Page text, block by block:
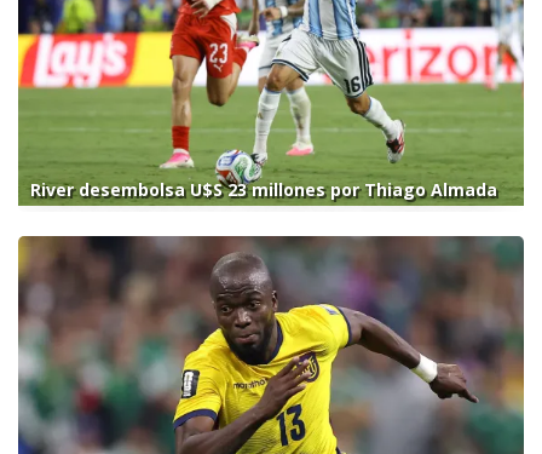
River desembolsa U$S 23 millones por Thiago Almada